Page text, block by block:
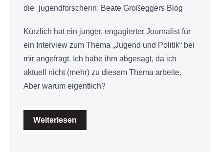
die_jugendforscherin: Beate Großeggers Blog
Kürzlich hat ein junger, engagierter Journalist für
ein Interview zum Thema „Jugend und Politik“ bei
mir angefragt. Ich habe ihm abgesagt, da ich
aktuell nicht (mehr) zu diesem Thema arbeite.
Aber warum eigentlich?
Weiterlesen